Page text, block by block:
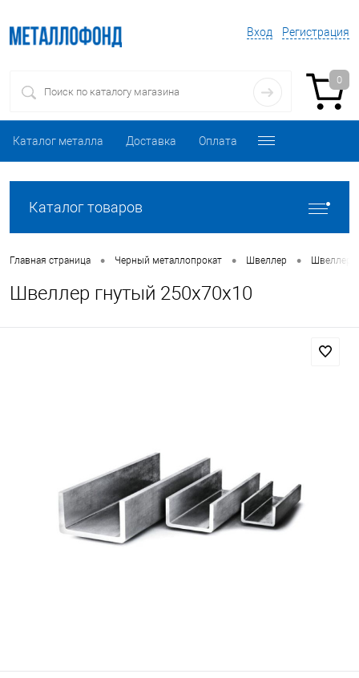
Вход Регистрация
0
Каталог металла Доставка Оплата
Каталог товаров
Главная страница • Черный металлопрокат • Швеллер • Швеллер
Швеллер гнутый 250х70х10